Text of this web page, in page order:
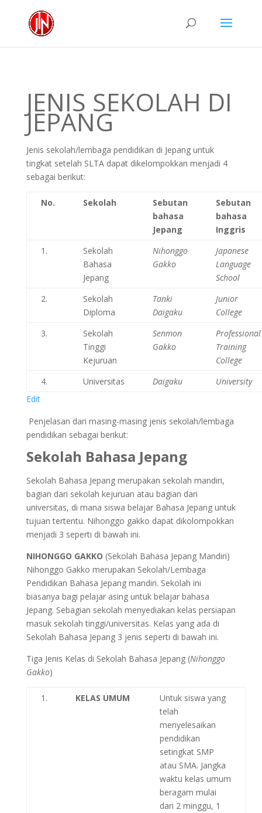
JENIS SEKOLAH DI
JEPANG
Jenis sekolah/lembaga pendidikan di Jepang untuk
tingkat setelah SLTA dapat dikelompokkan menjadi 4
sebagai berikut:
Edit
No. Sekolah
Sebutan
bahasa
Jepang
Sebutan
bahasa
Inggris
1.
Sekolah
Bahasa
Jepang
Nihonggo
Gakko
Japanese
Language
School
2.
Sekolah
Diploma
Tanki
Daigaku
Junior
College
3.
Sekolah
Tinggi
Kejuruan
Senmon
Gakko
Professional
Training
College
4.
Universitas Daigaku University
Penjelasan dari masing-masing jenis sekolah/lembaga
pendidikan sebagai berikut:
Sekolah Bahasa Jepang
Sekolah Bahasa Jepang merupakan sekolah mandiri,
bagian dari sekolah kejuruan atau bagian dari
universitas, di mana siswa belajar Bahasa Jepang untuk
tujuan tertentu. Nihonggo gakko dapat dikolompokkan
menjadi 3 seperti di bawah ini.
NIHONGGO GAKKO (Sekolah Bahasa Jepang Mandiri)
Nihonggo Gakko merupakan Sekolah/Lembaga
Pendidikan Bahasa Jepang mandiri. Sekolah ini
biasanya bagi pelajar asing untuk belajar bahasa
Jepang. Sebagian sekolah menyediakan kelas persiapan
masuk sekolah tinggi/universitas. Kelas yang ada di
Sekolah Bahasa Jepang 3 jenis seperti di bawah ini.
Tiga Jenis Kelas di Sekolah Bahasa Jepang (Nihonggo
Gakko)
1. KELAS UMUM
Untuk siswa yang
telah
menyelesaikan
pendidikan
setingkat SMP
atau SMA. Jangka
waktu kelas umum
beragam mulai
dari 2 minggu, 1